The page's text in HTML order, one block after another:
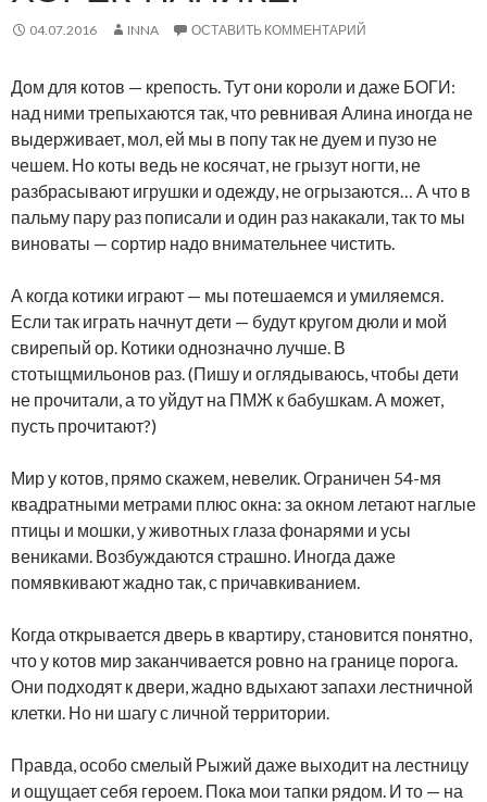
04.07.2016 INNA ОСТАВИТЬ КОММЕНТАРИЙ
Дом для котов — крепость. Тут они короли и даже БОГИ:
над ними трепыхаются так, что ревнивая Алина иногда не
выдерживает, мол, ей мы в попу так не дуем и пузо не
чешем. Но коты ведь не косячат, не грызут ногти, не
разбрасывают игрушки и одежду, не огрызаются… А что в
пальму пару раз пописали и один раз накакали, так то мы
виноваты — сортир надо внимательнее чистить.
А когда котики играют — мы потешаемся и умиляемся.
Если так играть начнут дети — будут кругом дюли и мой
свирепый ор. Котики однозначно лучше. В
стотыщмильонов раз. (Пишу и оглядываюсь, чтобы дети
не прочитали, а то уйдут на ПМЖ к бабушкам. А может,
пусть прочитают?)
Мир у котов, прямо скажем, невелик. Ограничен 54-мя
квадратными метрами плюс окна: за окном летают наглые
птицы и мошки, у животных глаза фонарями и усы
вениками. Возбуждаются страшно. Иногда даже
помявкивают жадно так, с причавкиванием.
Когда открывается дверь в квартиру, становится понятно,
что у котов мир заканчивается ровно на границе порога.
Они подходят к двери, жадно вдыхают запахи лестничной
клетки. Но ни шагу с личной территории.
Правда, особо смелый Рыжий даже выходит на лестницу
и ощущает себя героем. Пока мои тапки рядом. И то — на